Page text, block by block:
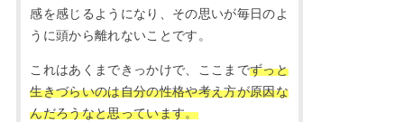
感を感じるようになり、その思いが毎日のよ
うに頭から離れないことです。
これはあくまできっかけで、ここまでずっと
生きづらいのは自分の性格や考え方が原因な
んだろうなと思っています。